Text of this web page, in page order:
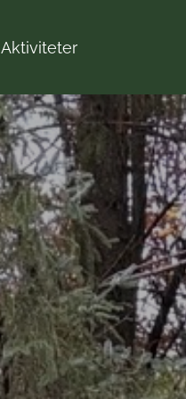
Aktiviteter